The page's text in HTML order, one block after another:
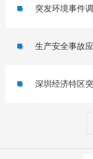
突发环境事件
生产安全事故
深圳经济特区